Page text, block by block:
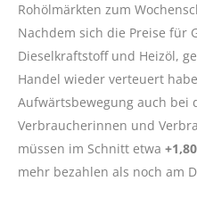
Rohölmärkten zum
Nachdem sich die Preise für
Dieselkraftstoff und Heizöl,
Handel wieder verteuert
Aufwärtsbewegung auch bei
Verbraucherinnen und
müssen im Schnitt etwa
mehr bezahlen als noch am